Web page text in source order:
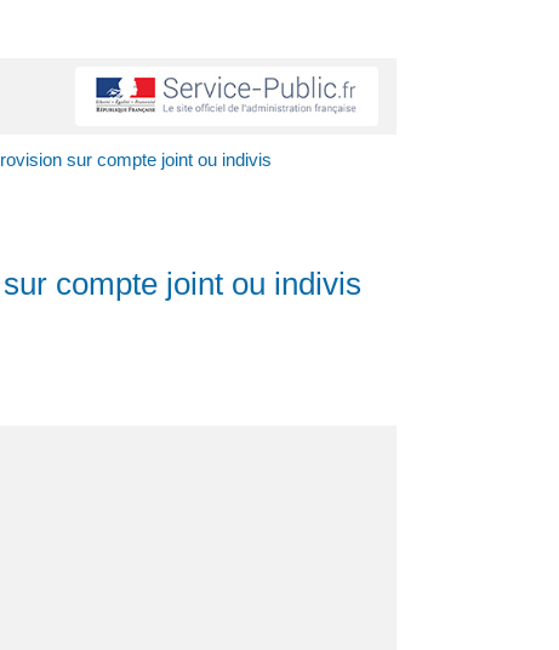
sur compte joint ou indivis
compte joint ou indivis